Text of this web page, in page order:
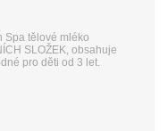
Spa tělové mléko
SLOŽEK, obsahuje
pro děti od 3 let.